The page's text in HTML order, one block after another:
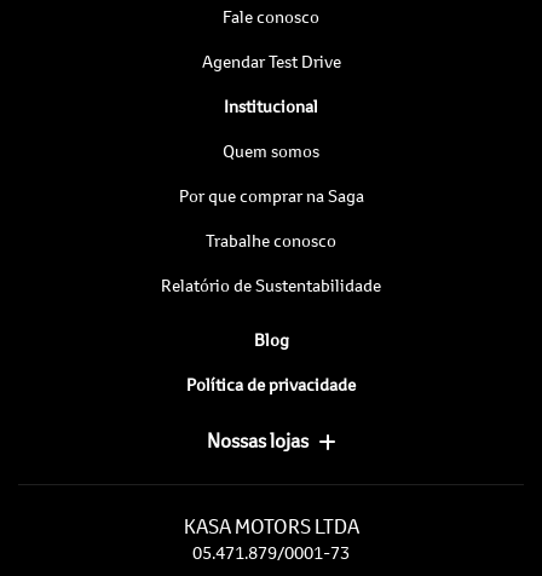
Fale conosco
Agendar Test Drive
Institucional
Quem somos
Por que comprar na Saga
Trabalhe conosco
Relatório de Sustentabilidade
Blog
Política de privacidade
Nossas lojas
KASA MOTORS LTDA
05.471.879/0001-73